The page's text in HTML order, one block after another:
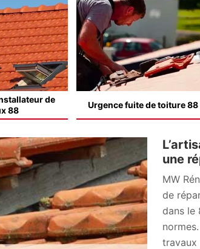
de
88
Urgence fuite de toiture 88
une
MW
de
dans le
travaux